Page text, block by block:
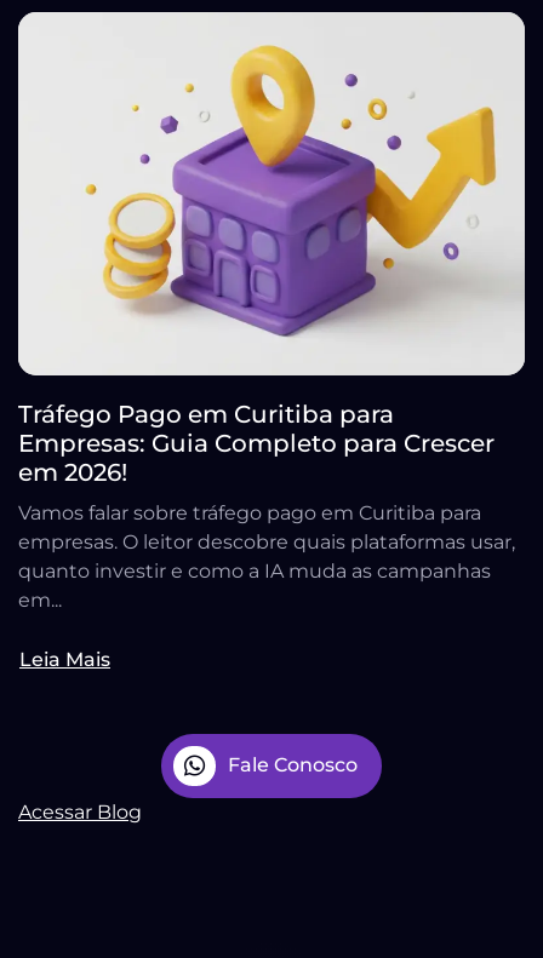
Tráfego Pago em Curitiba para
Empresas: Guia Completo para Crescer
em 2026!
Vamos falar sobre tráfego pago em Curitiba para
empresas. O leitor descobre quais plataformas usar,
quanto investir e como a IA muda as campanhas
em...
Leia Mais
Fale Conosco
Acessar Blog